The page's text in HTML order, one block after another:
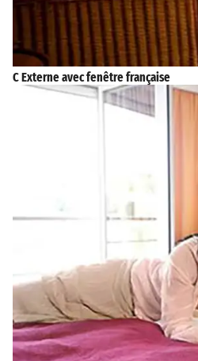
C Externe avec fenêtre française